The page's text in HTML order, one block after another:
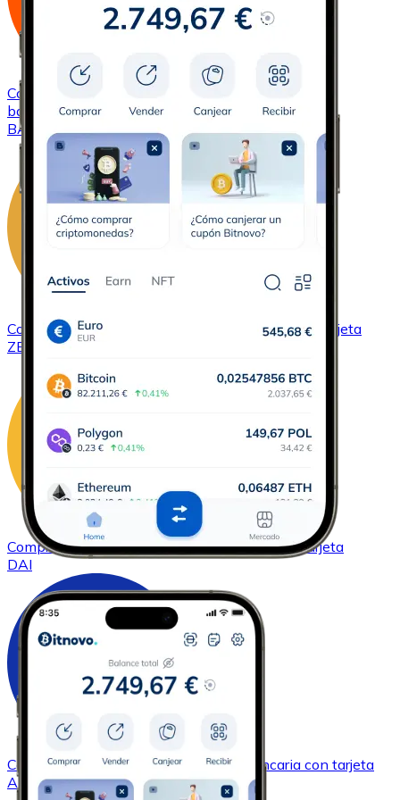
Comprar
bancariacon tarjeta
BAT
ComprarZCash con transferencia bancariacon tarjeta
ZEC
ComprarDAIcon transferencia bancariacon tarjeta
DAI
ComprarCardanocon transferencia bancaria con tarjeta
ADA